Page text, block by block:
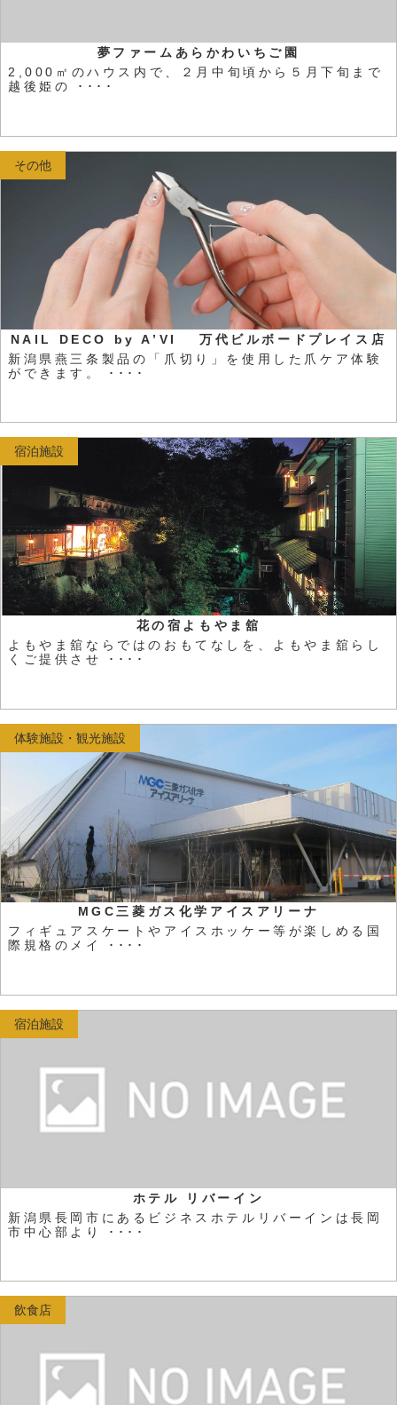
夢ファームあらかわいちご園
2,000㎡のハウス内で、２月中旬頃から５月下旬まで
越後姫の ････
NAIL DECO by A’VI 万代ビルボードプレイス店
新潟県燕三条製品の「爪切り」を使用した爪ケア体験
ができます。 ････
その他
花の宿よもやま舘
よもやま舘ならではのおもてなしを、よもやま舘らし
くご提供させ ････
宿泊施設
MGC三菱ガス化学アイスアリーナ
フィギュアスケートやアイスホッケー等が楽しめる国
際規格のメイ ････
体験施設・観光施設
ホテル リバーイン
新潟県長岡市にあるビジネスホテルリバーインは長岡
市中心部より ････
宿泊施設
飲食店